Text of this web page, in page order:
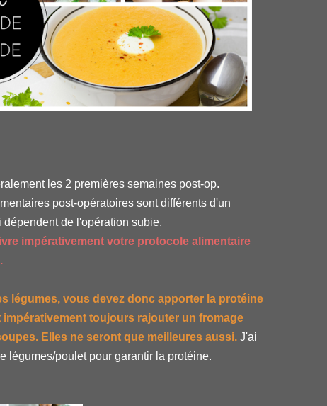
les 2 premières semaines post-op.
post-opératoires sont différents d'un
de l'opération subie.
impérativement votre protocole alimentaire
légumes, vous devez donc apporter la protéine
impérativement toujours rajouter un fromage
Elles ne seront que meilleures aussi. J'ai
légumes/poulet pour garantir la protéine.